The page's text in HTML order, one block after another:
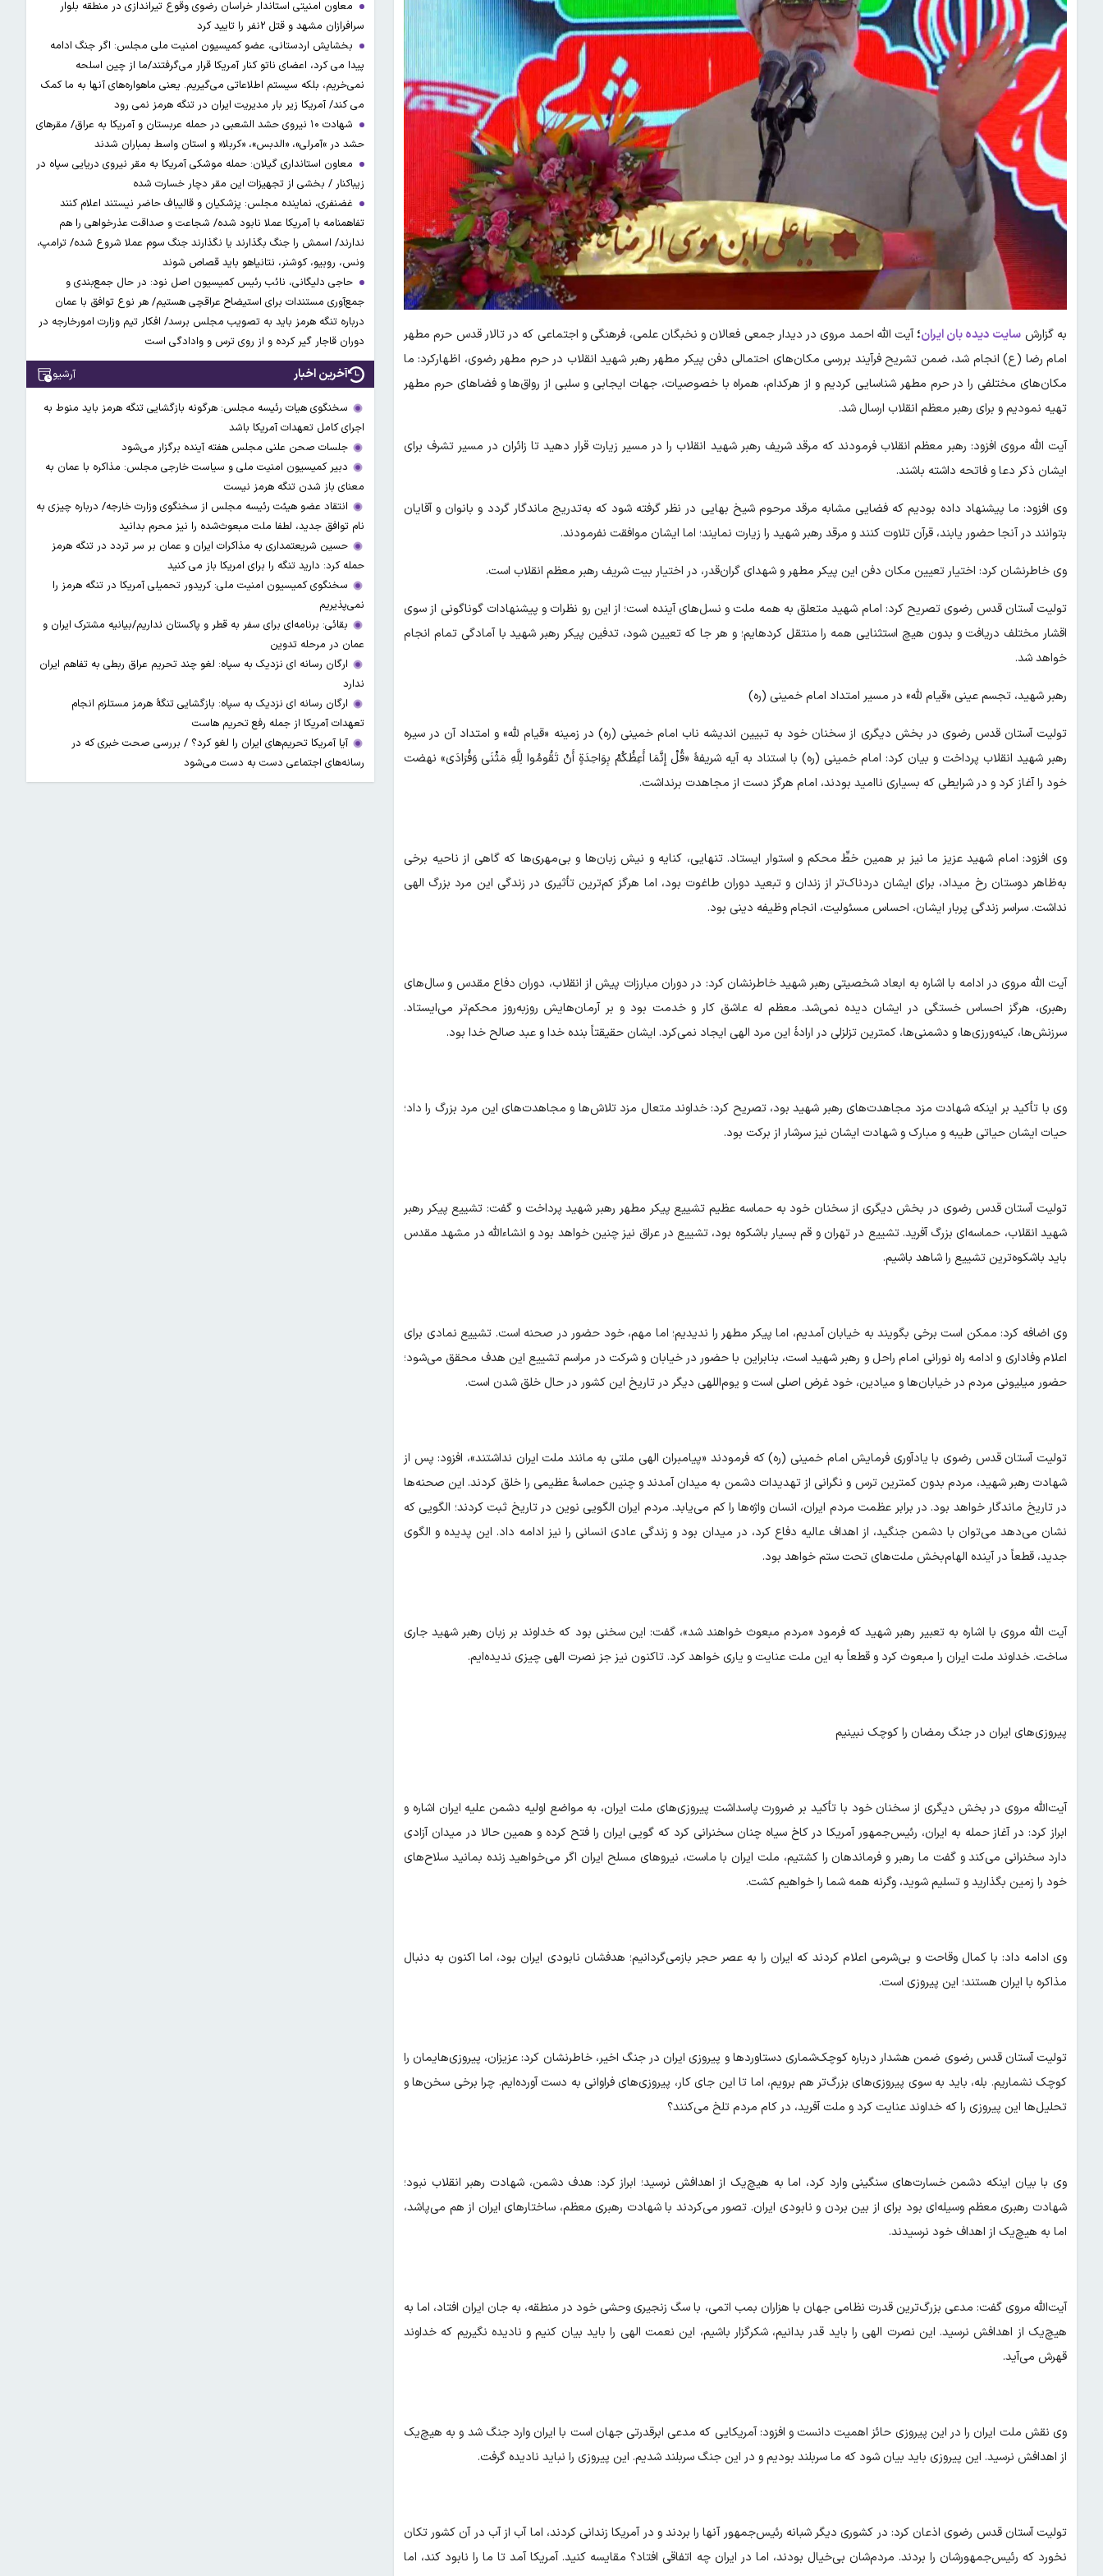
به گزارش سایت دیده بان ایران؛آیت الله احمد مروی در دیدار جمعی فعالان و نخبگان علمی، فرهنگی و اجتماعی که در تالار قدس حرم مطهر
امام رضا (ع) انجام شد، ضمن تشریح فرآیند بررسی مکان‌های احتمالی دفن پیکر مطهر رهبر شهید انقلاب در حرم مطهر رضوی، اظهارکرد: ما
مکان‌های مختلفی را در حرم مطهر شناسایی کردیم و از هرکدام، همراه با خصوصیات، جهات ایجابی و سلبی از رواق‌ها و فضا‌های حرم مطهر
تهیه نمودیم و برای رهبر معظم انقلاب ارسال شد.
آیت الله مروی افزود: رهبر معظم انقلاب فرمودند که مرقد شریف رهبر شهید انقلاب را در مسیر زیارت قرار دهید تا زائران در مسیر تشرف برای
ایشان ذکر دعا و فاتحه داشته باشند.
وی افزود: ما پیشنهاد داده بودیم که فضایی مشابه مرقد مرحوم شیخ بهایی در نظر گرفته شود که به‌تدریج ماندگار گردد و بانوان و آقایان
بتوانند در آنجا حضور یابند، قرآن تلاوت کنند و مرقد رهبر شهید را زیارت نمایند؛ اما ایشان موافقت نفرمودند.
وی خاطرنشان کرد: اختیار تعیین مکان دفن این پیکر مطهر و شهدای گران‌قدر، در اختیار بیت شریف رهبر معظم انقلاب است.
تولیت آستان قدس رضوی تصریح کرد: امام شهید متعلق به همه ملت و نسل‌های آینده است؛ از این رو نظرات و پیشنهادات گوناگونی از سوی
اقشار مختلف دریافت و بدون هیچ استثنایی همه را منتقل کرده‎ایم؛ و هر جا که تعیین شود، تدفین پیکر رهبر شهید با آمادگی تمام انجام
خواهد شد.
رهبر شهید، تجسم عینی «قیام لله» در مسیر امتداد امام خمینی (ره)
تولیت آستان قدس رضوی در بخش دیگری از سخنان خود به تبیین اندیشه ناب امام خمینی (ره) در زمینه «قیام لله» و امتداد آن در سیره
رهبر شهید انقلاب پرداخت و بیان کرد: امام خمینی (ره) با استناد به آیه شریفۀ «قُلْ إِنَّمَا أَعِظُکُمْ بِوَاحِدَةٍ أَنْ تَقُومُوا لِلَّهِ مَثْنَى وَفُرَادَى» نهضت
خود را آغاز کرد و در شرایطی که بسیاری ناامید بودند، امام هرگز دست از مجاهدت برنداشت.
وی افزود: امام شهید عزیز ما نیز بر همین خطِّ محکم و استوار ایستاد. تنهایی، کنایه و نیش زبان‌ها و بی‌مهری‌ها که گاهی از ناحیه برخی
به‌ظاهر دوستان رخ می‏داد، برای ایشان دردناک‌تر از زندان و تبعید دوران طاغوت بود، اما هرگز کم‌ترین تأثیری در زندگی این مرد بزرگ الهی
نداشت. سراسر زندگی پربار ایشان، احساس مسئولیت، انجام وظیفه دینی بود.
آیت الله مروی در ادامه با اشاره به ابعاد شخصیتی رهبر شهید خاطرنشان کرد: در دوران مبارزات پیش از انقلاب، دوران دفاع مقدس و سال‌های
رهبری، هرگز احساس خستگی در ایشان دیده نمی‌شد. معظم له عاشق کار و خدمت بود و بر آرمان‌هایش روزبه‌روز محکم‌تر می‌ایستاد.
سرزنش‌ها، کینه‌ورزی‌ها و دشمنی‌ها، کمترین تزلزلی در ارادۀ این مرد الهی ایجاد نمی‌کرد. ایشان حقیقتاً بنده خدا و عبد صالح خدا بود.
وی با تأکید بر اینکه شهادت مزد مجاهدت‌های رهبر شهید بود، تصریح کرد: خداوند متعال مزد تلاش‌ها و مجاهدت‌های این مرد بزرگ را داد؛
حیات ایشان حیاتی طیبه و مبارک و شهادت ایشان نیز سرشار از برکت بود.
تولیت آستان قدس رضوی در بخش دیگری از سخنان خود به حماسه عظیم تشییع پیکر مطهر رهبر شهید پرداخت و گفت: تشییع پیکر رهبر
شهید انقلاب، حماسه‌ای بزرگ آفرید. تشییع در تهران و قم بسیار باشکوه بود، تشییع در عراق نیز چنین خواهد بود و انشاءالله در مشهد مقدس
باید باشکوه‌ترین تشییع را شاهد باشیم.
وی اضافه کرد: ممکن است برخی بگویند به خیابان آمدیم، اما پیکر مطهر را ندیدیم؛ اما مهم، خود حضور در صحنه است. تشییع نمادی برای
اعلام وفاداری و ادامه راه نورانی امام راحل و رهبر شهید است، بنابراین با حضور در خیابان و شرکت در مراسم تشییع این هدف محقق می‌شود؛
حضور میلیونی مردم در خیابان‌ها و میادین، خود غرض اصلی است و یوم‌اللهی دیگر در تاریخ این کشور در حال خلق شدن است.
تولیت آستان قدس رضوی با یادآوری فرمایش امام خمینی (ره) که فرمودند «پیامبران الهی ملتی به مانند ملت ایران نداشتند»، افزود: پس از
شهادت رهبر شهید، مردم بدون کمترین ترس و نگرانی از تهدیدات دشمن به میدان آمدند و چنین حماسۀ عظیمی را خلق کردند. این صحنه‌ها
در تاریخ ماندگار خواهد بود. در برابر عظمت مردم ایران، انسان واژه‌ها را کم می‌یابد. مردم ایران الگویی نوین در تاریخ ثبت کردند؛ الگویی که
نشان می‌دهد می‌توان با دشمن جنگید، از اهداف عالیه دفاع کرد، در میدان بود و زندگی عادی انسانی را نیز ادامه داد. این پدیده و الگوی
جدید، قطعاً در آینده الهام‌بخش ملت‌های تحت ستم خواهد بود.
آیت الله مروی با اشاره به تعبیر رهبر شهید که فرمود «مردم مبعوث خواهند شد»، گفت: این سخنی بود که خداوند بر زبان رهبر شهید جاری
ساخت. خداوند ملت ایران را مبعوث کرد و قطعاً به این ملت عنایت و یاری خواهد کرد. تاکنون نیز جز نصرت الهی چیزی ندیده‌ایم.
پیروزی‌های ایران در جنگ رمضان را کوچک نبینیم
آیت‌الله مروی در بخش دیگری از سخنان خود با تأکید بر ضرورت پاسداشت پیروزی‌های ملت ایران، به مواضع اولیه دشمن علیه ایران اشاره و
ابراز کرد: در آغاز حمله به ایران، رئیس‌جمهور آمریکا در کاخ سیاه چنان سخنرانی کرد که گویی ایران را فتح کرده و همین حالا در میدان آزادی
دارد سخنرانی می‌کند و گفت ما رهبر و فرماندهان را کشتیم، ملت ایران با ماست، نیرو‌های مسلح ایران اگر می‌خواهید زنده بمانید سلاح‌های
خود را زمین بگذارید و تسلیم شوید، وگرنه همه شما را خواهیم کشت.
وی ادامه داد: با کمال وقاحت و بی‌شرمی اعلام کردند که ایران را به عصر حجر بازمی‌گردانیم؛ هدفشان نابودی ایران بود، اما اکنون به دنبال
مذاکره با ایران هستند؛ این پیروزی است.
تولیت آستان قدس رضوی ضمن هشدار درباره کوچک‌شماری دستاورد‌ها و پیروزی ایران در جنگ اخیر، خاطرنشان کرد: عزیزان، پیروزی‌هایمان را
کوچک نشماریم. بله، باید به سوی پیروزی‌های بزرگ‌تر هم برویم، اما تا این جای کار، پیروزی‌های فراوانی به دست آورده‌ایم. چرا برخی سخن‌ها و
تحلیل‌ها این پیروزی را که خداوند عنایت کرد و ملت آفرید، در کام مردم تلخ می‌کنند؟
وی با بیان اینکه دشمن خسارت‌های سنگینی وارد کرد، اما به هیچ‌یک از اهدافش نرسید؛ ابراز کرد: هدف دشمن، شهادت رهبر انقلاب نبود؛
شهادت رهبری معظم وسیله‌ای بود برای از بین بردن و نابودی ایران. تصور می‌کردند با شهادت رهبری معظم، ساختار‌های ایران از هم می‌پاشد،
اما به هیچ‌یک از اهداف خود نرسیدند.
آیت‌الله مروی گفت: مدعی بزرگ‌ترین قدرت نظامی جهان با هزاران بمب اتمی، با سگ زنجیری وحشی خود در منطقه، به جان ایران افتاد، اما به
هیچ‌یک از اهدافش نرسید. این نصرت الهی را باید قدر بدانیم، شکرگزار باشیم، این نعمت الهی را باید بیان کنیم و نادیده نگیریم که خداوند
قهرش می‌آید.
وی نقش ملت ایران را در این پیروزی حائز اهمیت دانست و افزود: آمریکایی که مدعی ابرقدرتی جهان است با ایران وارد جنگ شد و به هیچ‌یک
از اهدافش نرسید. این پیروزی باید بیان شود که ما سربلند بودیم و در این جنگ سربلند شدیم. این پیروزی را نباید نادیده گرفت.
تولیت آستان قدس رضوی اذعان کرد: در کشوری دیگر شبانه رئیس‌جمهور آنها را بردند و در آمریکا زندانی کردند، اما آب از آب در آن کشور تکان
نخورد که رئیس‌جمهورشان را بردند. مردم‌شان بی‌خیال بودند، اما در ایران چه اتفاقی افتاد؟ مقایسه کنید. آمریکا آمد تا ما را نابود کند، اما
معاون امنیتی استاندار خراسان رضوی وقوع تیراندازی در منطقه بلوار
سرافرازان مشهد و قتل ۲نفر را تایید کرد
بخشایش اردستانی، عضو کمیسیون امنیت ملی مجلس: اگر جنگ ادامه
پیدا می کرد، اعضای ناتو کنار آمریکا قرار می‌گرفتند/ما از چین اسلحه
نمی‌خریم، بلکه سیستم اطلاعاتی می‌گیریم. یعنی ماهواره‌های آنها به ما کمک
می کند/ آمریکا زیر بار مدیریت ایران در تنگه هرمز نمی رود
شهادت ۱۰ نیروی حشد الشعبی در حمله عربستان و آمریکا به عراق/ مقرهای
حشد در »آمرلی»، «الدبس»، «کربلا« و استان واسط بمباران شدند
معاون استانداری گیلان: حمله موشکی آمریکا به مقر نیروی دریایی سپاه در
زیباکنار / بخشی از تجهیزات این مقر دچار خسارت شده
غضنفری، نماینده مجلس: پزشکیان و قالیباف حاضر نیستند اعلام کنند
تفاهمنامه با آمریکا عملا نابود شده/ شجاعت و صداقت عذرخواهی را هم
ندارند/ اسمش را جنگ بگذارند یا نگذارند جنگ سوم عملا شروع شده/ ترامپ،
ونس، روبیو، کوشنر، نتانیاهو باید قصاص شوند
حاجی دلیگانی، نائب رئیس کمیسیون اصل نود: در حال جمع‌بندی و
جمع‌آوری مستندات برای استیضاح عراقچی هستیم/ هر نوع توافق با عمان
درباره تنگه هرمز باید به تصویب مجلس برسد/ افکار تیم وزارت امورخارجه در
دوران قاجار گیر کرده و از روی ترس و وادادگی است
آخرین اخبار آرشیو
سخنگوی هیات رئیسه مجلس: هرگونه بازگشایی تنگه هرمز باید منوط به
اجرای کامل تعهدات آمریکا باشد
جلسات صحن علنی مجلس هفته آینده برگزار می‌شود
دبیر کمیسیون امنیت ملی و سیاست خارجی مجلس: مذاکره با عمان به
معنای باز شدن تنگه هرمز نیست
انتقاد عضو هیئت رئیسه مجلس از سخنگوی وزارت خارجه/ درباره چیزی به
نام توافق جدید، لطفا ملت مبعوث‌شده را نیز محرم بدانید
حسین شریعتمداری به مذاکرات ایران و عمان بر سر تردد در تنگه هرمز
حمله کرد: دارید تنگه را برای امریکا باز می کنید
سخنگوی کمیسیون امنیت ملی: کریدور تحمیلی آمریکا در تنگه هرمز را
نمی‌پذیریم
بقائی: برنامه‌ای برای سفر به قطر و پاکستان نداریم/بیانیه مشترک ایران و
عمان در مرحله تدوین
ارگان رسانه ای نزدیک به سپاه: لغو چند تحریم عراق ربطی به تفاهم ایران
ندارد
ارگان رسانه ای نزدیک به سپاه: بازگشایی تنگۀ هرمز مستلزم انجام
تعهدات آمریکا از جمله رفع تحریم هاست
آیا آمریکا تحریم‌های ایران را لغو کرد؟ / بررسی صحت خبری که در
رسانه‌های اجتماعی دست به دست می‌شود